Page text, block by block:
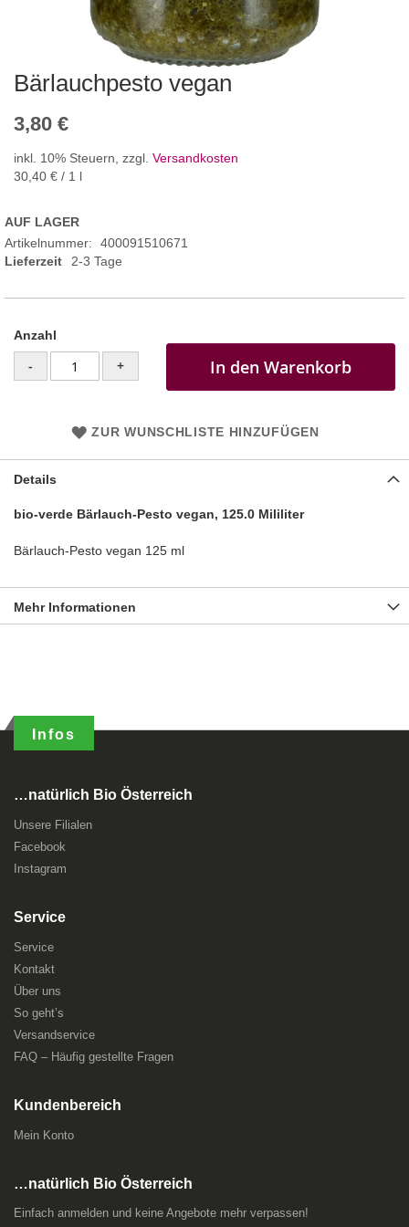
Bärlauchpesto vegan
3,80 €
inkl. 10% Steuern, zzgl. Versandkosten
30,40 € / 1 l
AUF LAGER
Artikelnummer
400091510671
Lieferzeit
2-3 Tage
Anzahl
- + In den Warenkorb
ZUR WUNSCHLISTE HINZUFÜGEN
Details
bio-verde Bärlauch-Pesto vegan, 125.0 Mililiter
Bärlauch-Pesto vegan 125 ml
Mehr Informationen
Infos
…natürlich Bio Österreich
Unsere Filialen
Facebook
Instagram
Service
Service
Kontakt
Über uns
So geht’s
Versandservice
FAQ – Häufig gestellte Fragen
Kundenbereich
Mein Konto
…natürlich Bio Österreich
Einfach anmelden und keine Angebote mehr verpassen!